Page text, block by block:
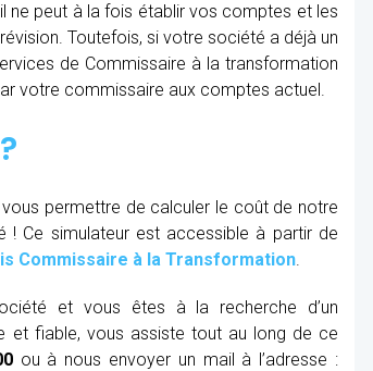
ne peut à la fois établir vos comptes et les
Toutefois, si votre société a déjà un
de Commissaire à la transformation
votre commissaire aux comptes actuel.
?
permettre de calculer le coût de notre
Ce simulateur est accessible à partir de
Commissaire à la Transformation.
et vous êtes à la recherche d’un
et fiable, vous assiste tout au long de ce
ou à nous envoyer un mail à l’adresse :